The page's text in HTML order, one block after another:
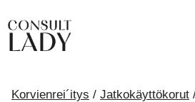
sisältöön
Korvienrei´itys / Jatkokäyttökorut